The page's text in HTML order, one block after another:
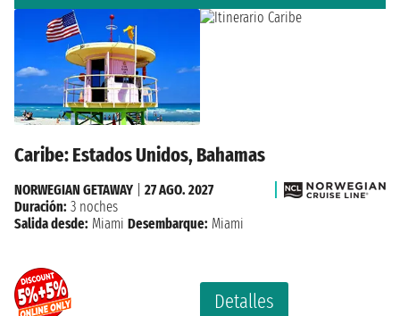
Caribe: Estados Unidos, Bahamas
Detalles
NORWEGIAN GETAWAY
27 AGO. 2027
Duración: 3 noches
Salida desde: Miami Desembarque: Miami